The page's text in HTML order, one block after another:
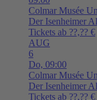
Colmar Musée
Der Isenheimer
Tickets ab ??,?? €
AUG
6
Do, 09:00
Colmar Musée
Der Isenheimer
Tickets ab ??,?? €